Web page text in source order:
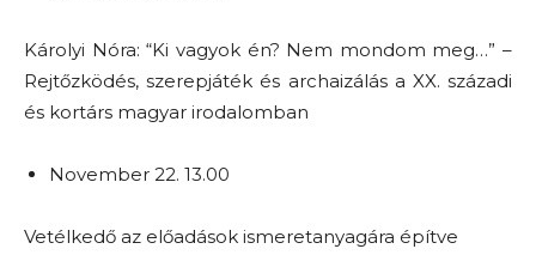
Károlyi Nóra: “Ki vagyok én? Nem mondom meg…” –
Rejtőzködés, szerepjáték és archaizálás a XX. századi
és kortárs magyar irodalomban
November 22. 13.00
Vetélkedő az előadások ismeretanyagára építve